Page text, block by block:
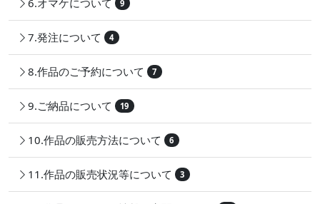
9
7.発注について 4
8.作品のご予約について 7
9.ご納品について 19
10.作品の販売方法について 6
11.作品の販売状況等について 3